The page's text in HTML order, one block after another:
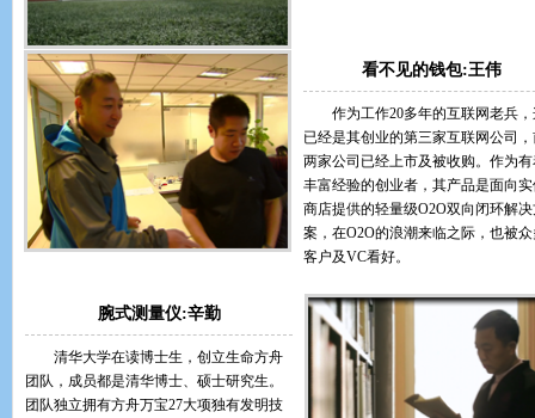
看不见的钱包:王伟
作为工作20多年的互联网老兵
已经是其创业的第三家互联网公司
两家公司已经上市及被收购。作为
丰富经验的创业者，其产品是面向
商店提供的轻量级O2O双向闭环解
案，在O2O的浪潮来临之际，也被
客户及VC看好。
腕式测量仪:辛勤
清华大学在读博士生，创立生命方舟
团队，成员都是清华博士、硕士研究生。
团队独立拥有方舟万宝27大项独有发明技